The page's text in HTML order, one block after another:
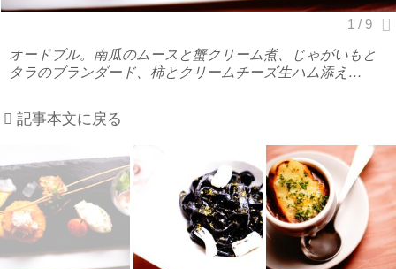
オードブル。南瓜のムースと蟹クリーム煮、じゃがいもと
タラのブランダード、柿とクリームチーズ生ハム添え…
記事本文に戻る